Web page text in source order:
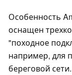
Особенность
оснащен
"походное
например, для
береговой